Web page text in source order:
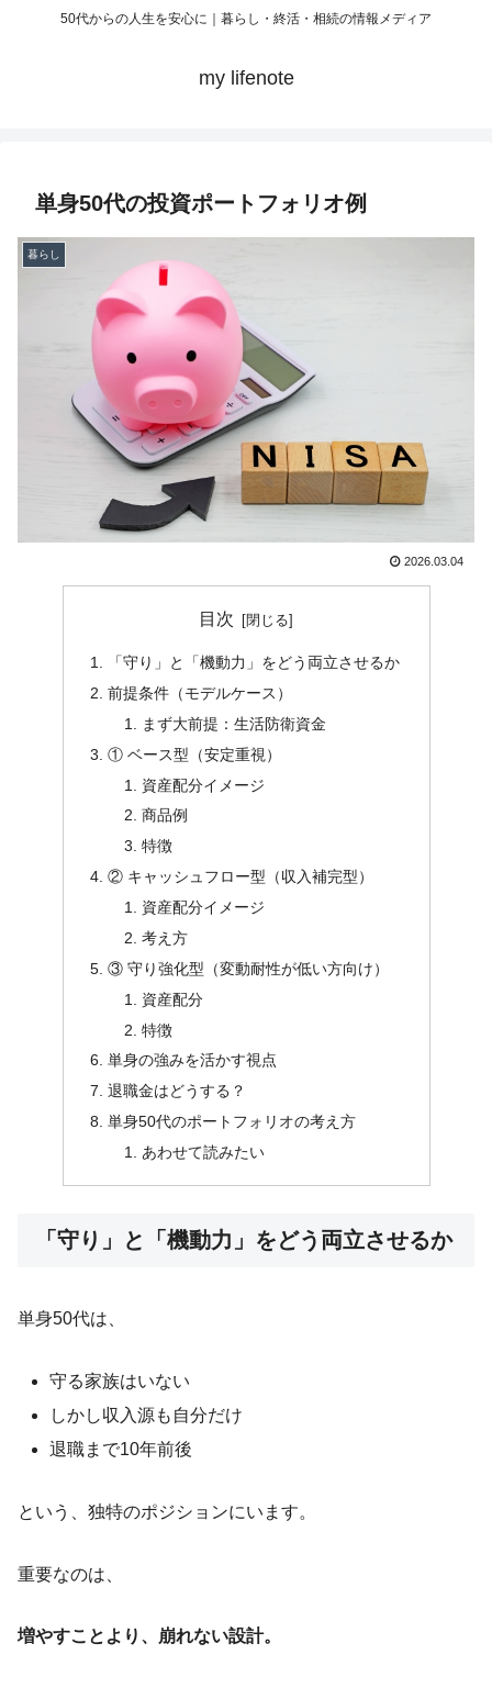
50代からの人生を安心に｜暮らし・終活・相続の情報メディア
my lifenote
単身50代の投資ポートフォリオ例
暮らし
2026.03.04
目次
「守り」と「機動力」をどう両立させるか
前提条件（モデルケース）
まず大前提：生活防衛資金
① ベース型（安定重視）
資産配分イメージ
商品例
特徴
② キャッシュフロー型（収入補完型）
資産配分イメージ
考え方
③ 守り強化型（変動耐性が低い方向け）
資産配分
特徴
単身の強みを活かす視点
退職金はどうする？
単身50代のポートフォリオの考え方
あわせて読みたい
「守り」と「機動力」をどう両立させるか
単身50代は、
守る家族はいない
しかし収入源も自分だけ
退職まで10年前後
という、独特のポジションにいます。
重要なのは、
増やすことより、崩れない設計。